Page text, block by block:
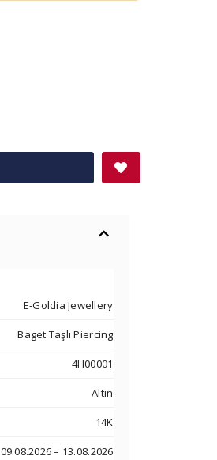
E-Goldia Jewellery
Baget Taşlı Piercing
4H00001
Altın
14K
09.08.2026 – 13.08.2026